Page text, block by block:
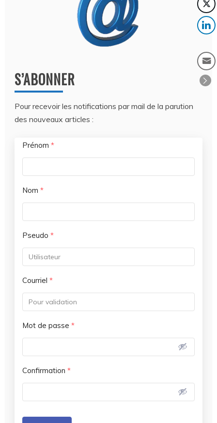
S’ABONNER
Pour recevoir les notifications par mail de la parution
des nouveaux articles :
Prénom *
Nom *
Pseudo *
Courriel *
Mot de passe *
Confirmation *